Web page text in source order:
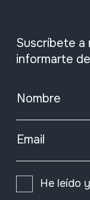
Suscríbete a
informarte
Nombre
Email
He leído